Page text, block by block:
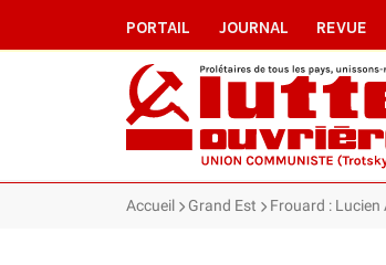
PORTAIL JOURNAL REVUE
Accueil Grand Est Frouard :